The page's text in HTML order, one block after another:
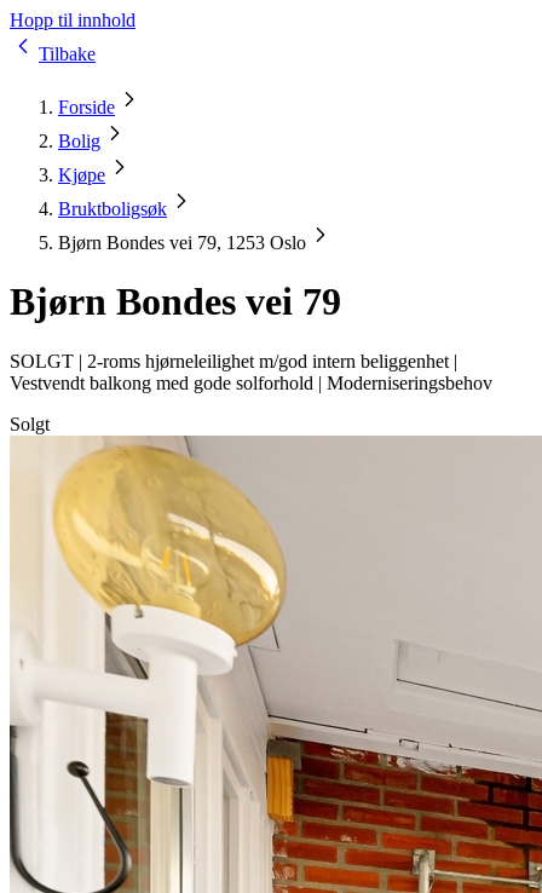
Hopp til innhold
Tilbake
Forside
Bolig
Kjøpe
Bruktboligsøk
Bjørn Bondes vei 79, 1253 Oslo
Bjørn Bondes vei 79
SOLGT | 2-roms hjørneleilighet m/god intern beliggenhet |
Vestvendt balkong med gode solforhold | Moderniseringsbehov
Solgt